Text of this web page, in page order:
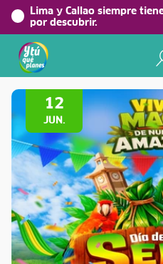
Lima y Callao siempre
por descubrir.
Volver a Festividades
12
JUN.